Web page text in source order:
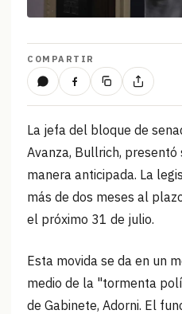
COMPARTIR
La jefa del bloque de
Avanza, Bullrich,
manera anticipada. La
más de dos meses al
el próximo 31 de julio.
Esta movida se da en un
medio de la "tormenta
de Gabinete, Adorni. El